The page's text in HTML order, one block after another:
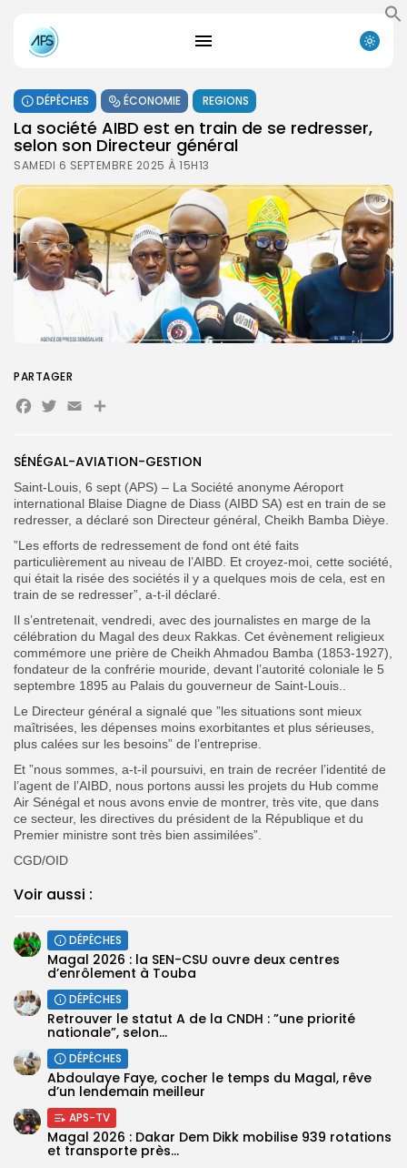
for:
FR
DÉPÊCHES ÉCONOMIE REGIONS
La société AIBD est en train de se redresser,
selon son Directeur général
SAMEDI 6 SEPTEMBRE 2025 À 15H13
SÉNÉGAL-AVIATION-GESTION
Saint-Louis, 6 sept (APS) – La Société anonyme Aéroport
international Blaise Diagne de Diass (AIBD SA) est en train de se
redresser, a déclaré son Directeur général, Cheikh Bamba Dièye.
”Les efforts de redressement de fond ont été faits
particulièrement au niveau de l’AIBD. Et croyez-moi, cette société,
qui était la risée des sociétés il y a quelques mois de cela, est en
train de se redresser”, a-t-il déclaré.
Il s’entretenait, vendredi, avec des journalistes en marge de la
célébration du Magal des deux Rakkas. Cet évènement religieux
commémore une prière de Cheikh Ahmadou Bamba (1853-1927),
fondateur de la confrérie mouride, devant l’autorité coloniale le 5
septembre 1895 au Palais du gouverneur de Saint-Louis..
Le Directeur général a signalé que ”les situations sont mieux
maîtrisées, les dépenses moins exorbitantes et plus sérieuses,
plus calées sur les besoins” de l’entreprise.
Et ”nous sommes, a-t-il poursuivi, en train de recréer l’identité de
l’agent de l’AIBD, nous portons aussi les projets du Hub comme
Air Sénégal et nous avons envie de montrer, très vite, que dans
ce secteur, les directives du président de la République et du
Premier ministre sont très bien assimilées”.
CGD/OID
Voir aussi :
DÉPÊCHES
Magal 2026 : la SEN-CSU ouvre deux centres
d’enrôlement à Touba
DÉPÊCHES
Retrouver le statut A de la CNDH : ”une priorité
nationale”, selon...
DÉPÊCHES
Abdoulaye Faye, cocher le temps du Magal, rêve
d’un lendemain meilleur
APS-TV
Magal 2026 : Dakar Dem Dikk mobilise 939 rotations
et transporte près...
PARTAGER
Facebook
Twitter
EmailPartager